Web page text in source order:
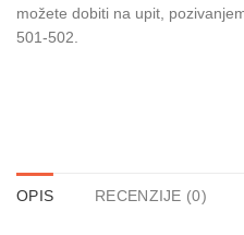
možete dobiti na upit,
501-502.
OPIS RECENZIJE (0)